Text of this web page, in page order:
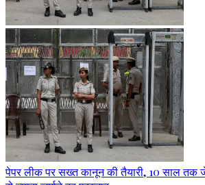
पेपर लीक पर सख्त कानून की तैयारी, 10 साल